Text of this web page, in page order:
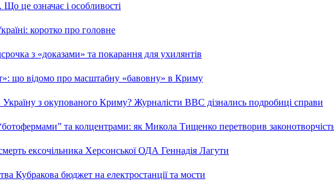
це означає і особливості
коротко про головне
з «доказами» та покарання для ухилянтів
що відомо про масштабну «бавовну» в Криму
з окупованого Криму? Журналісти ВВС дізнались подробиці справи
“ботофермами” та колцентрами: як Микола Тищенко перетворив
ексочільника Херсонської ОДА Геннадія Лагути
Кубракова бюджет на електростанції та мости